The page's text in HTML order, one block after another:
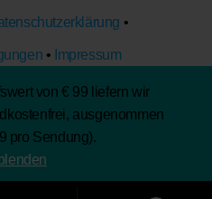
von € 99 liefern wir
, ausgenommen
pro Sendung).
•
• Impressum